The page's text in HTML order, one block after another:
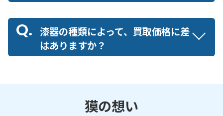
漆器の種類によって、買取価格に差
はありますか？
獏の想い